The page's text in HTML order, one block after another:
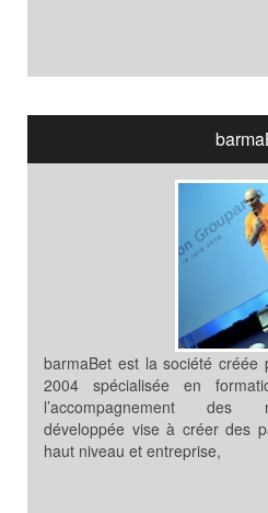
barmaBet est la société créée
2004 spécialisée en
l’accompagnement des
développée vise à créer des
haut niveau et entreprise,